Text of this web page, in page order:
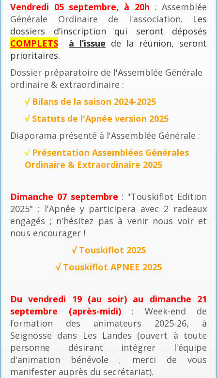
Vendredi 05 septembre, à 20h : Assemblée
Générale Ordinaire de l'association. Les
dossiers d’inscription qui seront déposés
COMPLETS
à l’issue de la réunion, seront
prioritaires.
Dossier préparatoire de l'Assemblée Générale
ordinaire & extraordinaire :
√ Bilans de la saison 2024-2025
√ Statuts de l'Apnée version 2025
Diaporama présenté à l'Assemblée Générale :
√ Présentation Assemblées Générales
Ordinaire & Extraordinaire 2025
Dimanche 07 septembre : "Touskiflot Edition
2025" : l'Apnée y participera avec 2 radeaux
engagés ; n'hésitez pas à venir nous voir et
nous encourager !
√ Touskiflot 2025
√ Touskiflot APNEE 2025
Du vendredi 19 (au soir) au dimanche 21
septembre (après-midi): Week-end de
formation des animateurs 2025-26, à
Seignosse dans Les Landes (ouvert à toute
personne désirant intégrer l'équipe
d'animation bénévole ; merci de vous
manifester auprès du secrétariat).